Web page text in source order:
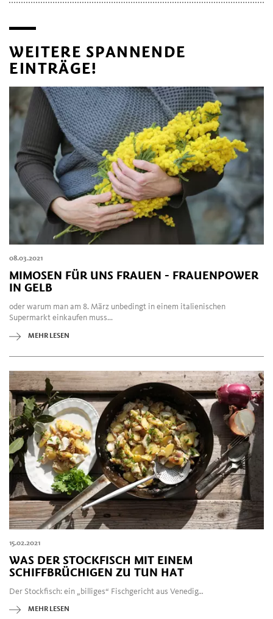
WEITERE SPANNENDE
EINTRÄGE!
08.03.2021
MIMOSEN FÜR UNS FRAUEN - FRAUENPOWER
IN GELB
oder warum man am 8. März unbedingt in einem italienischen
Supermarkt einkaufen muss...
MEHR LESEN
15.02.2021
WAS DER STOCKFISCH MIT EINEM
SCHIFFBRÜCHIGEN ZU TUN HAT
Der Stockfisch: ein „billiges“ Fischgericht aus Venedig…
MEHR LESEN